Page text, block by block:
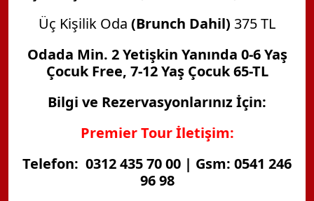
Üç Kişilik Oda (Brunch Dahil) 375 TL
Odada Min. 2 Yetişkin Yanında 0-6 Yaş
Çocuk Free, 7-12 Yaş Çocuk 65-TL
Bilgi ve Rezervasyonlarınız İçin:
Premier Tour İletişim:
Telefon: 0312 435 70 00 | Gsm: 0541 246
96 98